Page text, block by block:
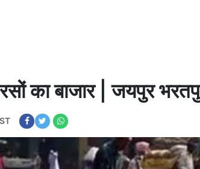
का बाजार | जयपुर